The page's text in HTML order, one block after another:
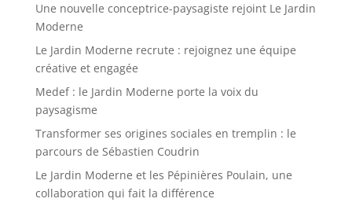
Une nouvelle conceptrice-paysagiste rejoint Le Jardin
Moderne
Le Jardin Moderne recrute : rejoignez une équipe
créative et engagée
Medef : le Jardin Moderne porte la voix du
paysagisme
Transformer ses origines sociales en tremplin : le
parcours de Sébastien Coudrin
Le Jardin Moderne et les Pépinières Poulain, une
collaboration qui fait la différence